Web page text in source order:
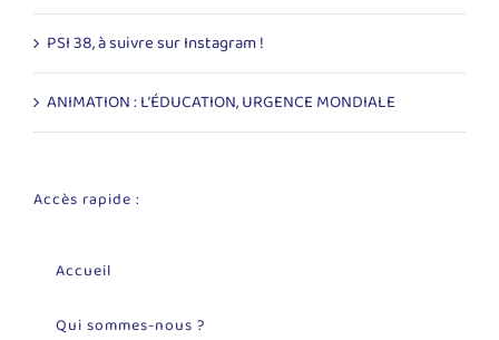
PSI 38, à suivre sur Instagram !
ANIMATION : L’ÉDUCATION, URGENCE MONDIALE
Accès rapide :
Accueil
Qui sommes-nous ?